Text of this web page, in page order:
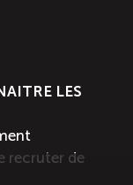
LES
recruter de